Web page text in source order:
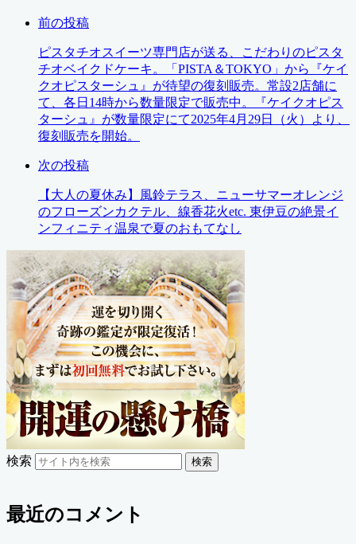
前の投稿
ピスタチオスイーツ専門店が送る、こだわりのピスタ
チオベイクドケーキ。「PISTA＆TOKYO」から『ケイ
クオピスターシュ』が待望の復刻販売。常設2店舗に
て、各日14時から数量限定で販売中。『ケイクオピス
ターシュ』が数量限定にて2025年4月29日（火）より、
復刻販売を開始。
次の投稿
【大人の夏休み】風鈴テラス、ニューサマーオレンジ
のフローズンカクテル、線香花火etc. 東伊豆の絶景イ
ンフィニティ温泉で夏のおもてなし
検索 検索
最近のコメント